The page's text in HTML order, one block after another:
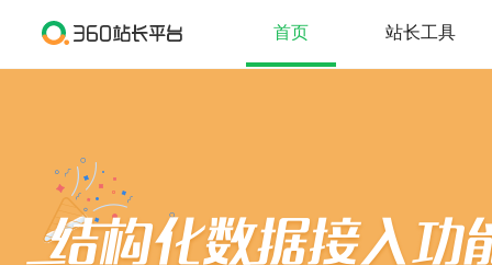
首页 站长工具